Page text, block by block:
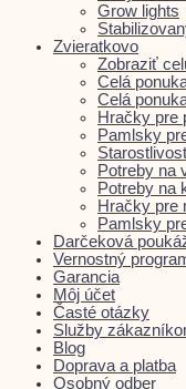
Grow lights
Zvieratkovo
Zobraziť
Celá
Celá
Hračky pre
Pamlsky
Potreby na
Potreby na
Hračky pre
Pamlsky
Darčeková
Vernostný
Garancia
Môj účet
Časté otázky
Služby
Blog
Doprava a platba
Osobný odber